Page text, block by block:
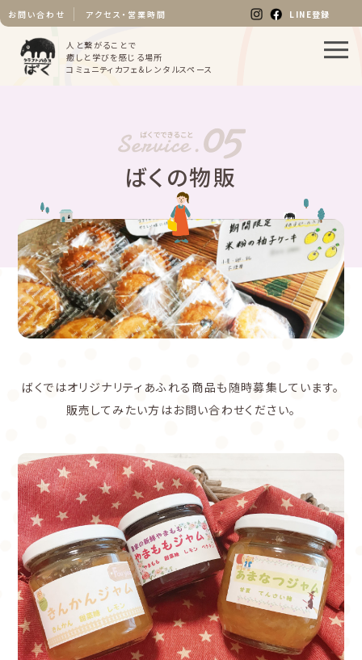
人と繋がることで
癒しと学びを感じる場所
コミュニティカフェ＆レンタルスペース
お問い合わせ アクセス・営業時間 LINE登録
ばくの物販
ばくではオリジナリティあふれる商品も随時募集しています。
販売してみたい方はお問い合わせください。